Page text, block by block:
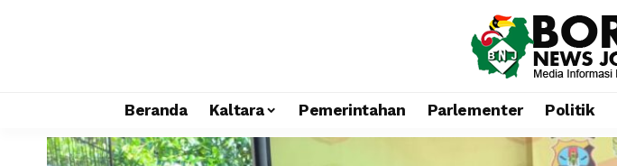
Beranda Kaltara Pemerintahan Parlementer Politik